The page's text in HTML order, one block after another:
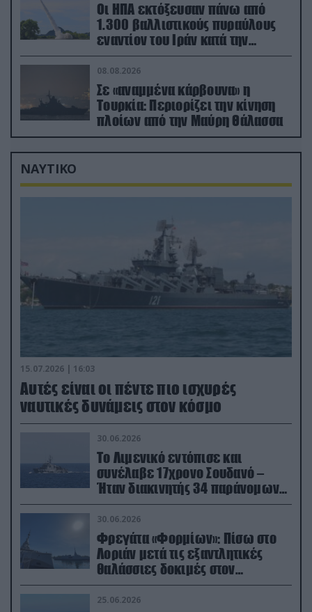
Οι ΗΠΑ εκτόξευσαν πάνω από
1.300 βαλλιστικούς πυραύλους
εναντίον του Ιράν κατά την
διάρκεια του πολέμου
08.08.2026
Σε «αναμμένα κάρβουνα» η
Τουρκία: Περιορίζει την κίνηση
πλοίων από την Μαύρη Θάλασσα
ΝΑΥΤΙΚΟ
15.07.2026 | 16:03
Aυτές είναι οι πέντε πιο ισχυρές
ναυτικές δυνάμεις στον κόσμο
30.06.2026
Το Λιμενικό εντόπισε και
συνέλαβε 17χρονο Σουδανό –
Ήταν διακινητής 34 παράνομων
μεταναστών
30.06.2026
Φρεγάτα «Φορμίων»: Πίσω στο
Λοριάν μετά τις εξαντλητικές
θαλάσσιες δοκιμές στον
απαιτητικό Βισκαϊκό
25.06.2026